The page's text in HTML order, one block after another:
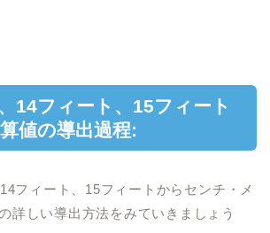
14フィート、15フィート
値の導出過程:
フィート、15フィートからセンチ・メ
詳しい導出方法をみていきましょう